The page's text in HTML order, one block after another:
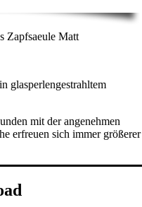
glasperlengestrahltem
mit der angenehmen
erfreuen sich immer größerer